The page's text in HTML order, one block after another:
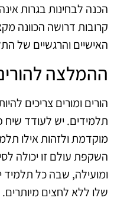
הכנה לבחינות בגרות
קרובות דרושה הכוונה
האישיים והרגשיים של
ההמלצה
הורים ומורים צריכים
תלמידים. יש לעודד שיח
מוקדמת ולזהות אילו
השקפת עולם זו יכולה
ומועילה, שבה כל תלמיד
שלו ללא לחצים מיותרים.